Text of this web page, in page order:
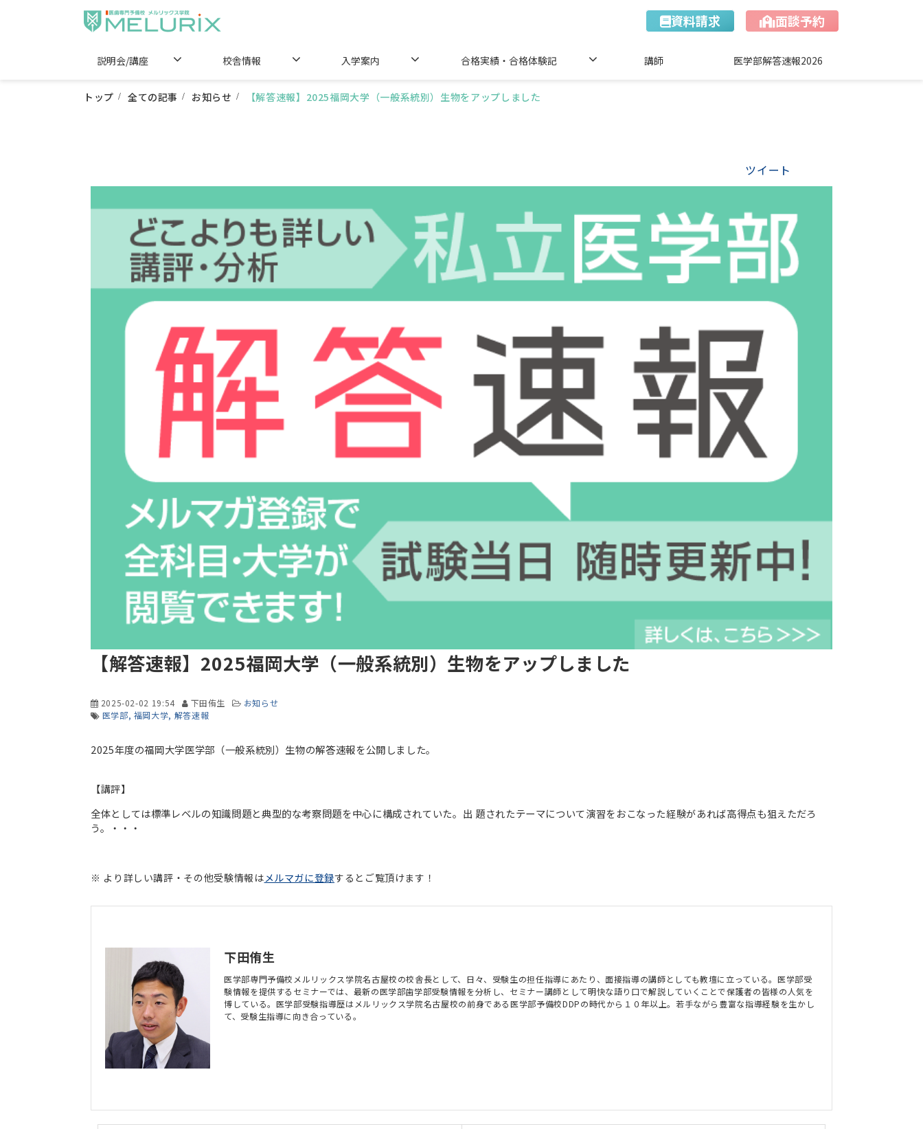
資料請求 面談予約
説明会/講座 校舎情報 入学案内 合格実績・合格体験記 講師 医学部解答速報2026
トップ 全ての記事 お知らせ 【解答速報】2025福岡大学（一般系統別）生物をアップしました
ツイート
【解答速報】2025福岡大学（一般系統別）生物をアップしました
2025-02-02 19:54 下田侑生
お知らせ
医学部 福岡大学 解答速報
2025年度の福岡大学医学部（一般系統別）生物の解答速報を公開しました。
【講評】
全体としては標準レベルの知識問題と典型的な考察問題を中心に構成されていた。出 題されたテーマについて演習をおこなった経験があれば高得点も狙えただろ
う。・・・
※ より詳しい講評・その他受験情報は メルマガに登録するとご覧頂けます！
下田侑生
医学部専門予備校メルリックス学院名古屋校の校舎長として、日々、受験生の担任指導にあたり、面接指導の講師としても教壇に立っている。医学部受
験情報を提供するセミナーでは、最新の医学部歯学部受験情報を分析し、セミナー講師として明快な語り口で解説していくことで保護者の皆様の人気を
博している。医学部受験指導歴はメルリックス学院名古屋校の前身である医学部予備校DDPの時代から１０年以上。若手ながら豊富な指導経験を生かし
て、受験生指導に向き合っている。